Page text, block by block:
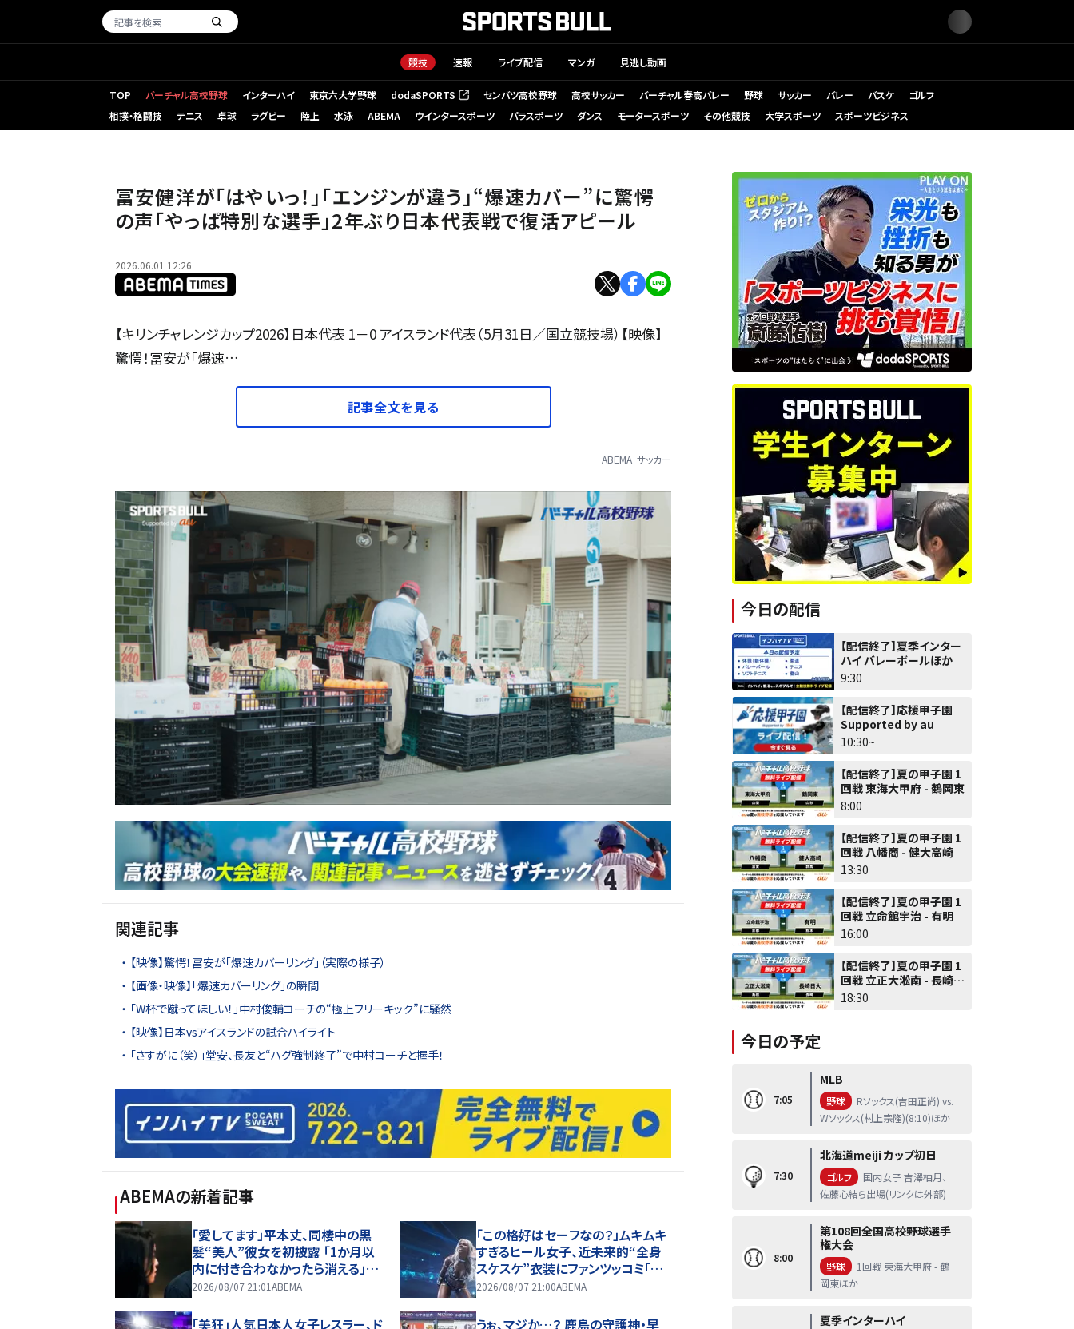
競技 速報 ライブ配信 マンガ 見逃し動画
TOP バーチャル高校野球 インターハイ 東京六大学野球 dodaSPORTS
（新しいタブで開く） センバツ高校野球 高校サッカー バーチャル春高バレー 野球 サッカー バレー バスケ
ゴルフ
相撲・格闘技
テニス 卓球 ラグビー 陸上 水泳 ABEMA ウインタースポーツ パラスポーツ ダンス モータースポーツ その他競技 大学スポーツ スポーツビジネス
冨安健洋が「はやいっ！」「エンジンが違う」“爆速カバー”に驚愕
の声「やっぱ特別な選手」2年ぶり日本代表戦で復活アピール
2026.06.01 12:26
【キリンチャレンジカップ2026】日本代表 1－0 アイスランド代表（5月31日／国立競技場）【映像】
驚愕！冨安が「爆速…
記事全文を見る
ABEMA サッカー
関連記事
【映像】驚愕！冨安が「爆速カバーリング」（実際の様子）
【画像・映像】「爆速カバーリング」の瞬間
「W杯で蹴ってほしい！」中村俊輔コーチの“極上フリーキック”に騒然
【映像】日本vsアイスランドの試合ハイライト
「さすがに（笑）」堂安、長友と“ハグ強制終了”で中村コーチと握手！
ABEMAの新着記事
「愛してます」平本丈、同棲中の黒
髪“美人”彼女を初披露 「1か月以
内に付き合わなかったら消える」馴
れ初めも
2026/08/07 21:01ABEMA
「この格好はセーフなの？」ムキムキ
すぎるヒール女子、近未来的“全身
スケスケ”衣装にファンツッコミ「着
ているけど着ていない感…」
2026/08/07 21:00ABEMA
「美狂」人気日本人女子レスラー、ド
うぉ、マジか…？ 鹿島の守護神・早
今日の配信
【配信終了】夏季インター
ハイ バレーボールほか
9:30
【配信終了】応援甲子園
Supported by au
10:30~
【配信終了】夏の甲子園 1
回戦 東海大甲府 - 鶴岡東
8:00
【配信終了】夏の甲子園 1
回戦 八幡商 - 健大高崎
13:30
【配信終了】夏の甲子園 1
回戦 立命館宇治 - 有明
16:00
【配信終了】夏の甲子園 1
回戦 立正大淞南 - 長崎日
大
18:30
今日の予定
7:05
MLB
野球
Rソックス(吉田正尚) vs.
Wソックス(村上宗隆)(8:10)ほか
7:30
北海道meiji カップ初日
ゴルフ
国内女子 吉澤柚月、
佐藤心結ら出場(リンクは外部)
8:00
第108回全国高校野球選手
権大会
野球
1回戦 東海大甲府 - 鶴
岡東ほか
夏季インターハイ